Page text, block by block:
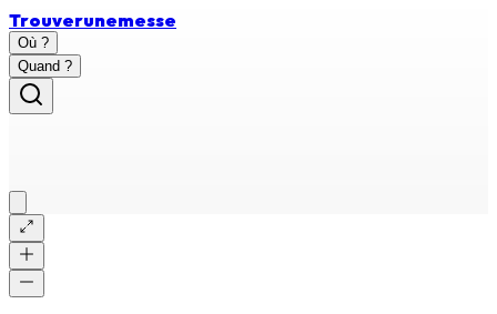
Trouverunemesse
Où ?
Quand ?